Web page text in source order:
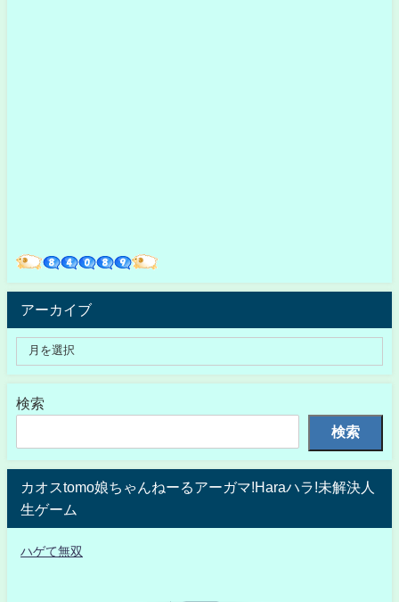
アーカイブ
検索
検索
カオスtomo娘ちゃんねーるアーガマ!Haraハラ!未解決人
生ゲーム
ハゲて無双